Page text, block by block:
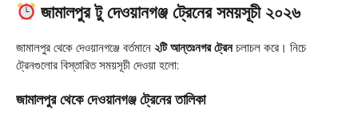
জামালপুর টু দেওয়ানগঞ্জ ট্রেনের সময়সূচী ২০২৬
জামালপুর থেকে দেওয়ানগঞ্জে বর্তমানে ২টি আন্তঃনগর ট্রেনচলাচল করে। নিচে
ট্রেনগুলোর বিস্তারিত সময়সূচী দেওয়া হলো:
জামালপুর থেকে দেওয়ানগঞ্জ ট্রেনের তালিকা